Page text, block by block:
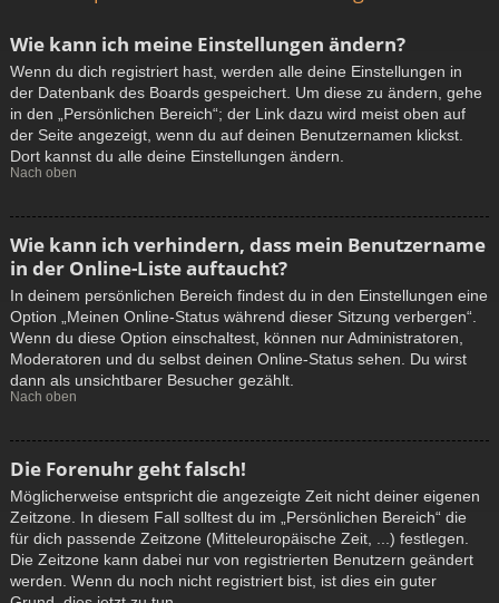
Wie kann ich meine Einstellungen ändern?
Wenn du dich registriert hast, werden alle deine Einstellungen in
der Datenbank des Boards gespeichert. Um diese zu ändern, gehe
in den „Persönlichen Bereich“; der Link dazu wird meist oben auf
der Seite angezeigt, wenn du auf deinen Benutzernamen klickst.
Dort kannst du alle deine Einstellungen ändern.
Nach oben
Wie kann ich verhindern, dass mein Benutzername
in der Online-Liste auftaucht?
In deinem persönlichen Bereich findest du in den Einstellungen eine
Option „Meinen Online-Status während dieser Sitzung verbergen“.
Wenn du diese Option einschaltest, können nur Administratoren,
Moderatoren und du selbst deinen Online-Status sehen. Du wirst
dann als unsichtbarer Besucher gezählt.
Nach oben
Die Forenuhr geht falsch!
Möglicherweise entspricht die angezeigte Zeit nicht deiner eigenen
Zeitzone. In diesem Fall solltest du im „Persönlichen Bereich“ die
für dich passende Zeitzone (Mitteleuropäische Zeit, ...) festlegen.
Die Zeitzone kann dabei nur von registrierten Benutzern geändert
werden. Wenn du noch nicht registriert bist, ist dies ein guter